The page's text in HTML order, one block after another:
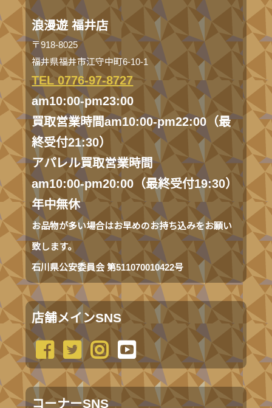
浪漫遊 福井店
〒918-8025
福井県福井市江守中町6-10-1
TEL 0776-97-8727
am10:00-pm23:00
買取営業時間am10:00-pm22:00（最
終受付21:30）
アパレル買取営業時間
am10:00-pm20:00（最終受付19:30）
年中無休
お品物が多い場合はお早めのお持ち込みをお願い
致します。
石川県公安委員会 第511070010422号
店舗メインSNS
コーナーSNS